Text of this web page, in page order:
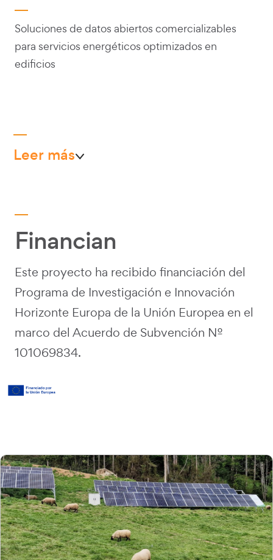
Soluciones de datos abiertos comercializables
para servicios energéticos optimizados en
edificios
Leer más
Financian
Este proyecto ha recibido financiación del
Programa de Investigación e Innovación
Horizonte Europa de la Unión Europea en el
marco del Acuerdo de Subvención Nº
101069834.